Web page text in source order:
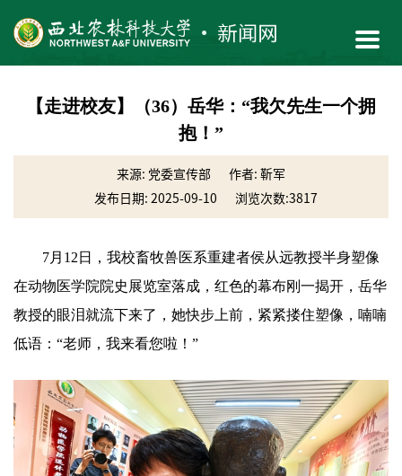
【走进校友】（36）岳华：“我欠先生一个拥
抱！”
来源: 党委宣传部
作者: 靳军
发布日期: 2025-09-10
浏览次数:3817
7月12日，我校畜牧兽医系重建者侯从远教授半身塑像
在动物医学院院史展览室落成，红色的幕布刚一揭开， 岳华
教授的眼泪就流下来了，她快步上前，紧紧搂住塑像，喃喃
低语：“老师，我来看您啦！”